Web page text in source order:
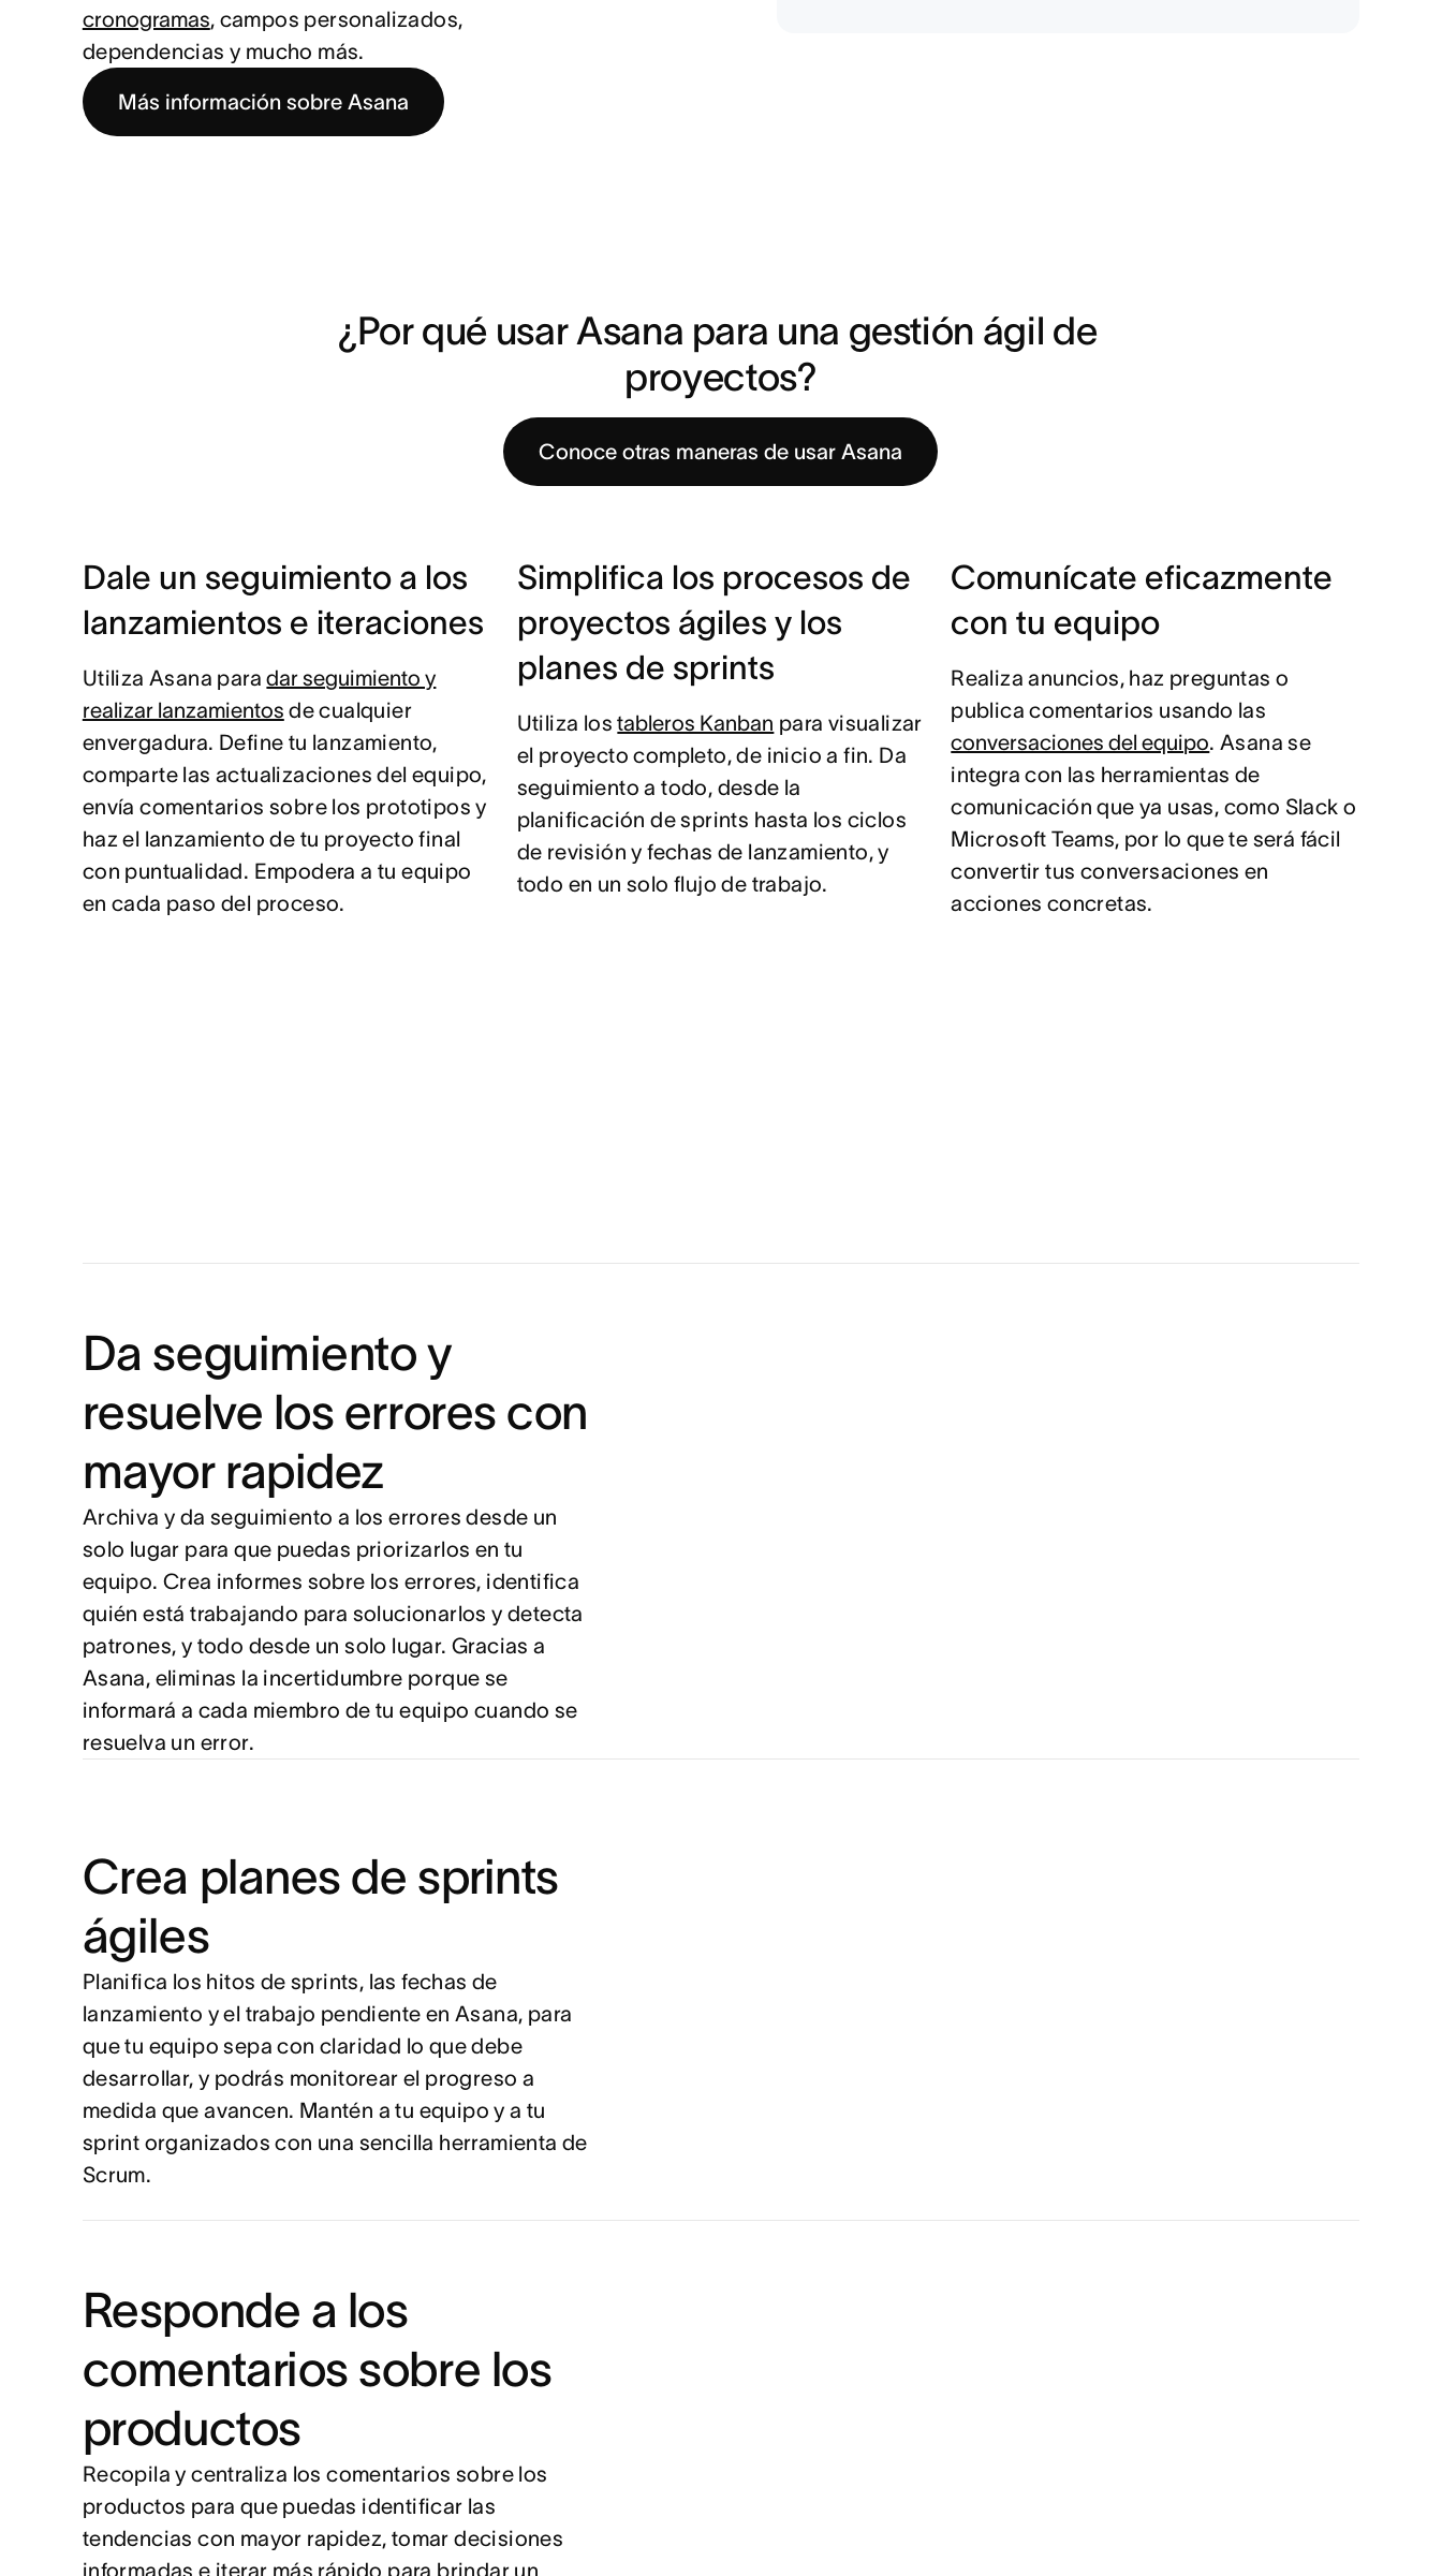
cronogramas, campos personalizados,
dependencias y mucho más.
Más información sobre Asana
¿Por qué usar Asana para una gestión ágil de
proyectos?
Conoce otras maneras de usar Asana
Dale un seguimiento a los
lanzamientos e iteraciones
Utiliza Asana paradar seguimiento y
realizar lanzamientos de cualquier
envergadura. Define tu lanzamiento,
comparte las actualizaciones del equipo,
envía comentarios sobre los prototipos y
haz el lanzamiento de tu proyecto final
con puntualidad. Empodera a tu equipo
en cada paso del proceso.
Simplifica los procesos de
proyectos ágiles y los
planes de sprints
Utiliza lostableros Kanban para visualizar
el proyecto completo, de inicio a fin. Da
seguimiento a todo, desde la
planificación de sprints hasta los ciclos
de revisión y fechas de lanzamiento, y
todo en un solo flujo de trabajo.
Comunícate eficazmente
con tu equipo
Realiza anuncios, haz preguntas o
publica comentarios usando las
conversaciones del equipo. Asana se
integra con las herramientas de
comunicación que ya usas, como Slack o
Microsoft Teams, por lo que te será fácil
convertir tus conversaciones en
acciones concretas.
Da seguimiento y
resuelve los errores con
mayor rapidez
Archiva y da seguimiento a los errores desde un
solo lugar para que puedas priorizarlos en tu
equipo. Crea informes sobre los errores, identifica
quién está trabajando para solucionarlos y detecta
patrones, y todo desde un solo lugar. Gracias a
Asana, eliminas la incertidumbre porque se
informará a cada miembro de tu equipo cuando se
resuelva un error.
Crea planes de sprints
ágiles
Planifica los hitos de sprints, las fechas de
lanzamiento y el trabajo pendiente en Asana, para
que tu equipo sepa con claridad lo que debe
desarrollar, y podrás monitorear el progreso a
medida que avancen. Mantén a tu equipo y a tu
sprint organizados con una sencilla herramienta de
Scrum.
Responde a los
comentarios sobre los
productos
Recopila y centraliza los comentarios sobre los
productos para que puedas identificar las
tendencias con mayor rapidez, tomar decisiones
informadas e iterar más rápido para brindar un